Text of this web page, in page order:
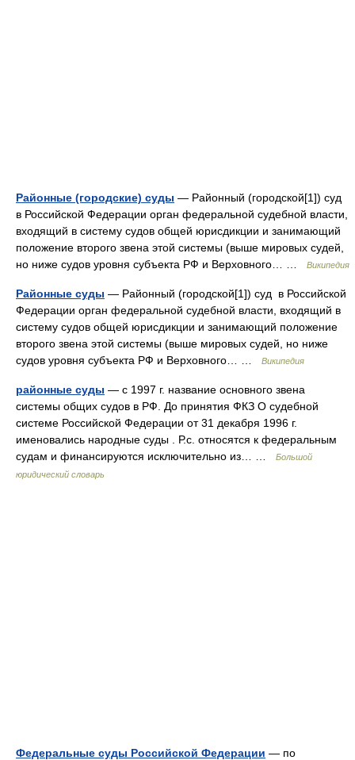
Районные (городские) суды — Районный (городской[1]) суд
в Российской Федерации орган федеральной судебной власти,
входящий в систему судов общей юрисдикции и занимающий
положение второго звена этой системы (выше мировых судей,
но ниже судов уровня субъекта РФ и Верховного… …
Википедия
Районные суды — Районный (городской[1]) суд в Российской
Федерации орган федеральной судебной власти, входящий в
систему судов общей юрисдикции и занимающий положение
второго звена этой системы (выше мировых судей, но ниже
судов уровня субъекта РФ и Верховного… …
Википедия
районные суды — с 1997 г. название основного звена
системы общих судов в РФ. До принятия ФКЗ О судебной
системе Российской Федерации от 31 декабря 1996 г.
именовались народные суды . Р.с. относятся к федеральным
судам и финансируются исключительно из… …
Большой
юридический словарь
Федеральные суды Российской Федерации — по